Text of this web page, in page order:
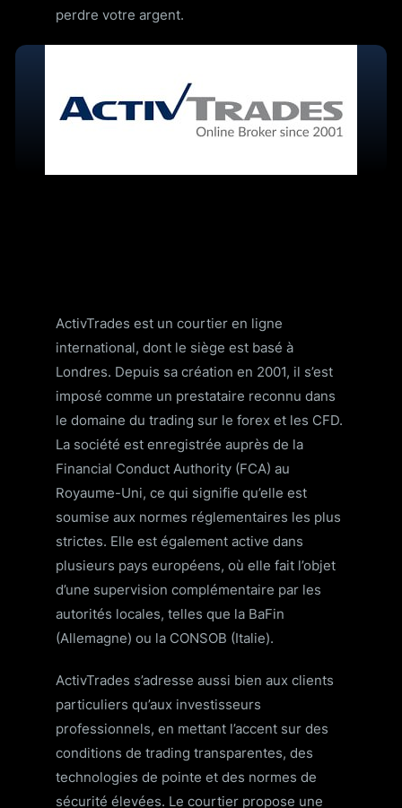
perdre votre argent.
ActivTrades est un courtier en ligne
international, dont le siège est basé à
Londres. Depuis sa création en 2001, il s’est
imposé comme un prestataire reconnu dans
le domaine du trading sur le forex et les CFD.
La société est enregistrée auprès de la
Financial Conduct Authority (FCA) au
Royaume-Uni, ce qui signifie qu’elle est
soumise aux normes réglementaires les plus
strictes. Elle est également active dans
plusieurs pays européens, où elle fait l’objet
d’une supervision complémentaire par les
autorités locales, telles que la BaFin
(Allemagne) ou la CONSOB (Italie).
ActivTrades s’adresse aussi bien aux clients
particuliers qu’aux investisseurs
professionnels, en mettant l’accent sur des
conditions de trading transparentes, des
technologies de pointe et des normes de
sécurité élevées. Le courtier propose une